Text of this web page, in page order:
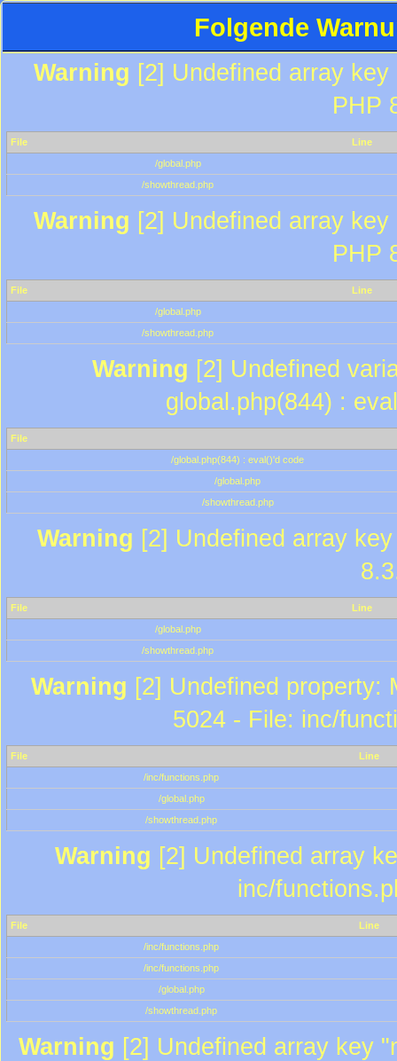
Folgende
Warning [2] Undefined array
PHP
File
Line
/global.php
/showthread.php
Warning [2] Undefined array
PHP
File
Line
/global.php
/showthread.php
Warning [2] Undefined
global.php(844) :
File
/global.php(844) : eval()'d code
/global.php
/showthread.php
Warning [2] Undefined array
File
Line
/global.php
/showthread.php
Warning [2] Undefined property:
5024 - File: inc/
File
Line
/inc/functions.php
/global.php
/showthread.php
Warning [2] Undefined array
inc/
File
Line
/inc/functions.php
/inc/functions.php
/global.php
/showthread.php
Warning [2] Undefined array key